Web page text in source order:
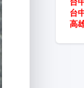
台
高